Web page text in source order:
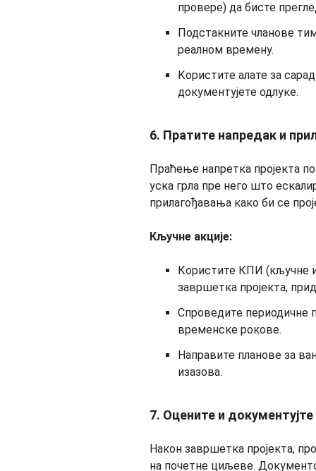
провере) да бисте
Подстакните чланове
реалном времену.
Користите алате за
документујете одлуке.
6. Пратите напредак и
Праћење напретка пројекта
уска грла пре него што
прилагођавања како би се
Кључне акције:
Користите КПИ (кључне
завршетка пројекта,
Спроведите периодичне
временске рокове.
Направите планове за
изазова.
7. Оцените и
Након завршетка пројекта,
на почетне циљеве.